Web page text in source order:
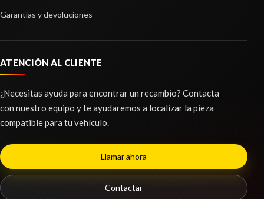
Garantías y devoluciones
ATENCIÓN AL CLIENTE
¿Necesitas ayuda para encontrar un recambio? Contacta
con nuestro equipo y te ayudaremos a localizar la pieza
compatible para tu vehículo.
Llamar ahora
Contactar